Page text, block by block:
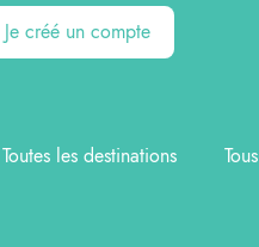
Je créé un compte
Toutes les destinations